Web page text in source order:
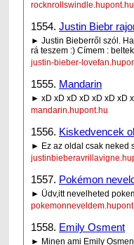
rocknrollswindle.hupont.hu
1554. Justin Biebr
► Justin Bieberről szól.
rá teszem :) Címem :
justin-bieber-
1555. Mandarin
► xD xD xD xD xD xD xD
mandarin.hupont.hu
1556. Kiskedvencek
► Ez az oldal csak neked
1557. Pokémon
► Üdv,itt nevelheted
1558. Emily Osment
► Minen ami Emily